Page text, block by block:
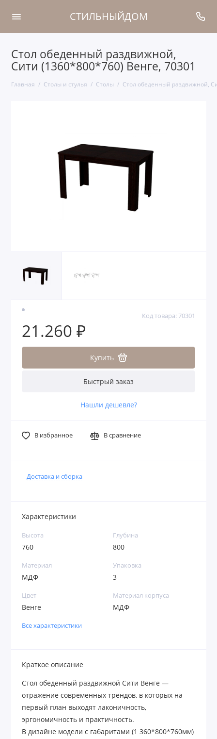
СТИЛЬНЫЙДОМ
Стол обеденный раздвижной,
Сити (1360*800*760) Венге, 70301
Главная Столы и стулья Столы Стол обеденный раздвижной,
Код товара: 70301
21.260 ₽
Купить
Быстрый заказ
Нашли дешевле?
В избранное В сравнение
Доставка и сборка
Характеристики
Высота
760
Глубина
800
Материал
МДФ
Упаковка
3
Цвет
Венге
Материал корпуса
МДФ
Все характеристики
Краткое описание
Стол обеденный раздвижной Сити Венге —
отражение современных трендов, в которых на
первый план выходят лаконичность,
эргономичность и практичность.
В дизайне модели с габаритами (1 360*800*760мм)